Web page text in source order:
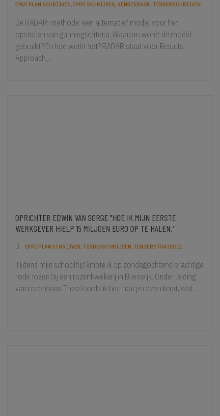
EMVI PLAN SCHRIJVEN, EMVI SCHRIJVEN, KENNISBANK, TENDERSCHRIJVEN
De RADAR-methode: een alternatief model voor het
opstellen van gunningscriteria. Waarom wordt dit model
gebruikt? En hoe werkt het? RADAR staat voor Results,
Approach,...
OPRICHTER EDWIN VAN SORGE "HOE IK MIJN EERSTE
WERKGEVER HIELP 15 MILJOEN EURO OP TE HALEN."
EMVI PLAN SCHRIJVEN, TENDERSCHRIJVEN, TENDERSTRATEGIE
Tijdens mijn schooltijd knipte ik op zondagochtend prachtige
rode rozen bij een rozenkwekerij in Bleiswijk. Onder leiding
van rozenbaas Theo leerde ik hier hoe je rozen knipt, wat...